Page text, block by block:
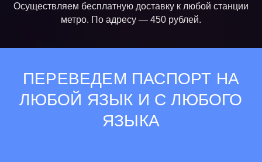
Осуществляем бесплатную доставку к любой станции
метро. По адресу — 450 рублей.
ПЕРЕВЕДЕМ ПАСПОРТ НА
ЛЮБОЙ ЯЗЫК И С ЛЮБОГО
ЯЗЫКА